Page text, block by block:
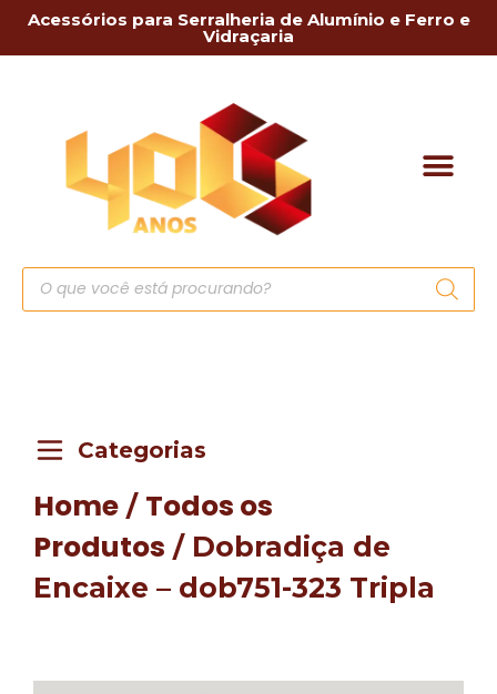
Acessórios para Serralheria de Alumínio e Ferro e
Vidraçaria
Categorias
Home / Todos os
Produtos / Dobradiça de
Encaixe – dob751-323 Tripla